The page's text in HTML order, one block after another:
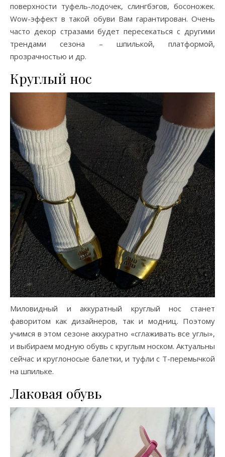
поверхности туфель-лодочек, слингбэгов, босоножек.
Wow-эффект в такой обуви Вам гарантирован. Очень
часто декор стразами будет пересекаться с другими
трендами сезона – шпилькой, платформой,
прозрачностью и др.
Круглый нос
Миловидный и аккуратный круглый нос станет
фаворитом как дизайнеров, так и модниц. Поэтому
учимся в этом сезоне аккуратно «сглаживать все углы»,
и выбираем модную обувь с круглым носком. Актуальны
сейчас и круглоносые балетки, и туфли с Т-перемычкой
на шпильке.
Лаковая обувь